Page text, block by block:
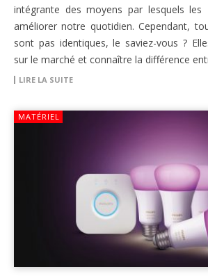
intégrante des moyens par lesquels les
améliorer notre quotidien. Cependant,
sont pas identiques, le saviez-vous ?
sur le marché et connaître la différence
LIRE LA SUITE
MATÉRIEL